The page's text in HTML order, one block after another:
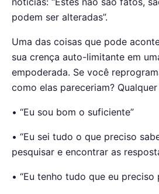
podem ser alteradas”.
Uma das coisas que pode
sua crença auto-limitante em
empoderada. Se você
como elas pareceriam?
• “Eu sou bom o suficiente”
• “Eu sei tudo o que preciso
pesquisar e encontrar as
• “Eu tenho tudo que eu preciso